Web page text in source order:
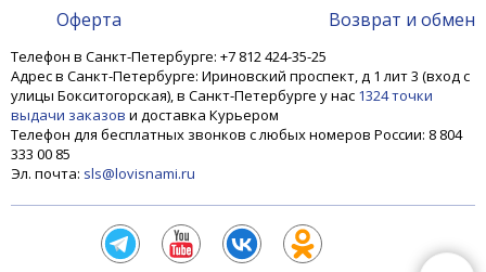
Оферта
Возврат и обмен
Телефон в Санкт-Петербурге: +7 812 424-35-25
Адрес в Санкт-Петербурге: Ириновский проспект, д 1 лит 3 (вход с
улицы Бокситогорская), в Санкт-Петербурге у нас 1324 точки
выдачи заказов и доставка Курьером
Телефон для бесплатных звонков с любых номеров России: 8 804
333 00 85
Эл. почта: sls@lovisnami.ru